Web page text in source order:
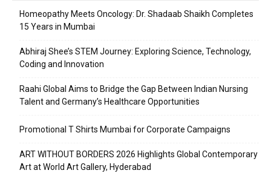
Homeopathy Meets Oncology: Dr. Shadaab Shaikh Completes
15 Years in Mumbai
Abhiraj Shee’s STEM Journey: Exploring Science, Technology,
Coding and Innovation
Raahi Global Aims to Bridge the Gap Between Indian Nursing
Talent and Germany’s Healthcare Opportunities
Promotional T Shirts Mumbai for Corporate Campaigns
ART WITHOUT BORDERS 2026 Highlights Global Contemporary
Art at World Art Gallery, Hyderabad